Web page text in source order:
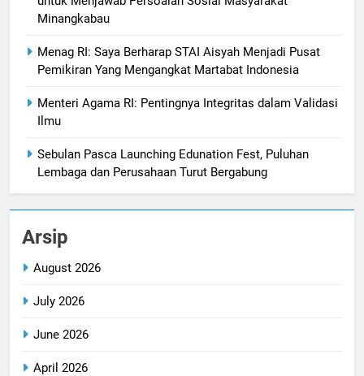
Minangkabau
Menag RI: Saya Berharap STAI Aisyah Menjadi Pusat
Pemikiran Yang Mengangkat Martabat Indonesia
Menteri Agama RI: Pentingnya Integritas dalam Validasi
Ilmu
Sebulan Pasca Launching Edunation Fest, Puluhan
Lembaga dan Perusahaan Turut Bergabung
Arsip
August 2026
July 2026
June 2026
April 2026